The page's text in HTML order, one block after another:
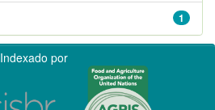
1
Indexado por